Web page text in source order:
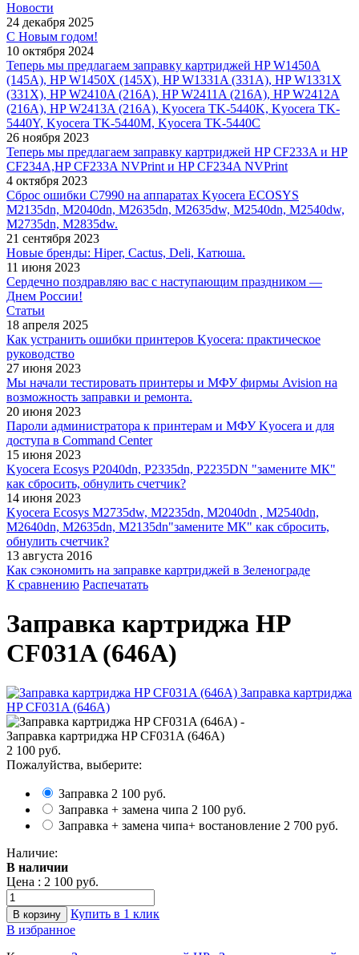
Новости
24 декабря 2025
С Новым годом!
10 октября 2024
Теперь мы предлагаем заправку картриджей HP W1450A
(145A), HP W1450X (145X), HP W1331A (331A), HP W1331X
(331X), HP W2410A (216A), HP W2411A (216A), HP W2412A
(216A), HP W2413A (216A), Kyocera TK-5440K, Kyocera TK-
5440Y, Kyocera TK-5440M, Kyocera TK-5440C
26 ноября 2023
Теперь мы предлагаем заправку картриджей HP CF233A и HP
CF234A,HP CF233A NVPrint и HP CF234A NVPrint
4 октября 2023
Сброс ошибки С7990 на аппаратах Kyocera ECOSYS
M2135dn, M2040dn, M2635dn, M2635dw, M2540dn, M2540dw,
M2735dn, M2835dw.
21 сентября 2023
Новые бренды: Hiper, Cactus, Deli, Катюша.
11 июня 2023
Сердечно поздравляю вас с наступающим праздником —
Днем России!
Статьи
18 апреля 2025
Как устранить ошибки принтеров Kyocera: практическое
руководство
27 июня 2023
Мы начали тестировать принтеры и МФУ фирмы Avision на
возможность заправки и ремонта.
20 июня 2023
Пароли администратора к принтерам и МФУ Kyocera и для
доступа в Command Center
15 июня 2023
Kyocera Ecosys P2040dn, P2335dn, P2235DN "замените МК"
как сбросить, обнулить счетчик?
14 июня 2023
Kyocera Ecosys M2735dw, M2235dn, M2040dn , M2540dn,
M2640dn, M2635dn, M2135dn"замените МК" как сбросить,
обнулить счетчик?
13 августа 2016
Как сэкономить на заправке картриджей в Зеленограде
К сравнению Распечатать
Заправка картриджа HP
CF031A (646A)
Заправка картриджа HP CF031A (646A)
2 100 руб.
Пожалуйства, выберите:
Заправка 2 100 руб.
Заправка + замена чипа 2 100 руб.
Заправка + замена чипа+ востановление 2 700 руб.
Наличие:
В наличии
Цена : 2 100 руб.
Купить в 1 клик
В избранное